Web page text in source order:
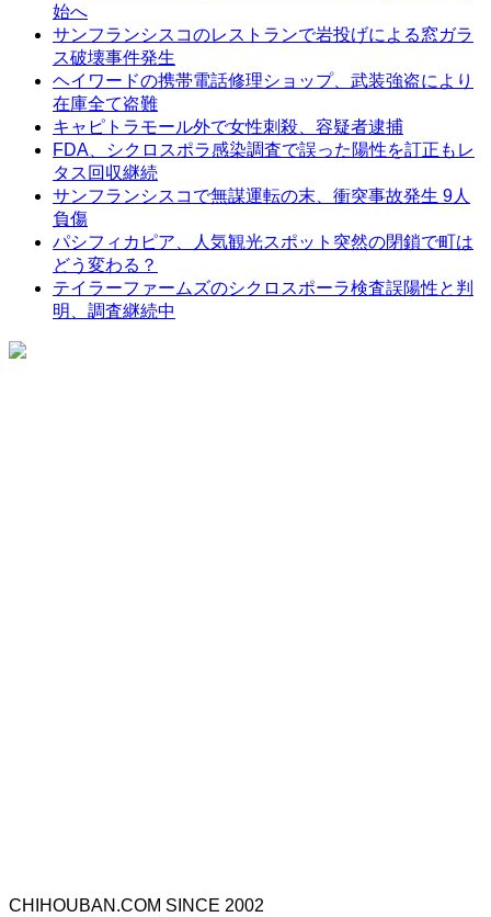
始へ
サンフランシスコのレストランで岩投げによる窓ガラ
ス破壊事件発生
ヘイワードの携帯電話修理ショップ、武装強盗により
在庫全て盗難
キャピトラモール外で女性刺殺、容疑者逮捕
FDA、シクロスポラ感染調査で誤った陽性を訂正もレ
タス回収継続
サンフランシスコで無謀運転の末、衝突事故発生 9人
負傷
パシフィカピア、人気観光スポット突然の閉鎖で町は
どう変わる？
テイラーファームズのシクロスポーラ検査誤陽性と判
明、調査継続中
CHIHOUBAN.COM SINCE 2002